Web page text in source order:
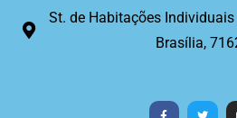
St. de Habitações
Brasília,